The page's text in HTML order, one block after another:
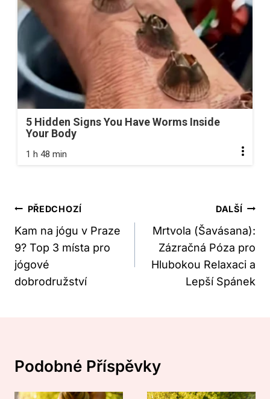
5 Hidden Signs You Have Worms Inside
Your Body
1 h 48 min
Navigace
Pro
Příspěvek
PŘEDCHOZÍ
Kam na jógu v Praze
9? Top 3 místa pro
jógové
dobrodružství
DALŠÍ
Mrtvola (Šavásana):
Zázračná Póza pro
Hlubokou Relaxaci a
Lepší Spánek
Podobné Příspěvky